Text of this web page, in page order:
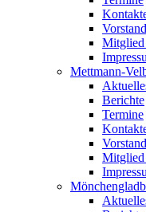
Vorstand
Mitglied
Mettmann-
Berichte
Termine
Vorstand
Mitglied